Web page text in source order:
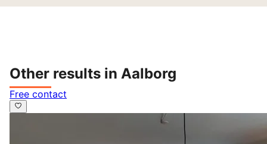
Other results in Aalborg
Free contact